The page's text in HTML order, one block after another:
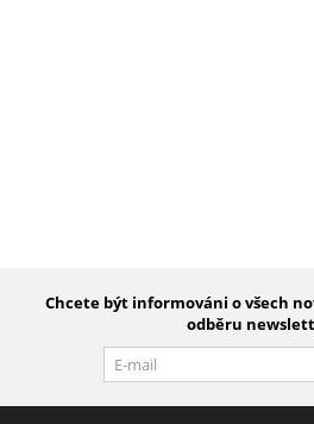
Chcete být informováni o všech
odběru